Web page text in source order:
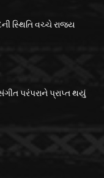
સ્થિતિ વચ્ચે રાજ્ય
પરંપરાને પ્રાપ્ત થયું